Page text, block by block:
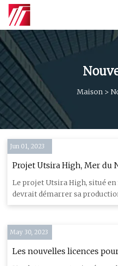
Maison >
Jun 01, 2023
Projet Utsira High, Mer du
Le projet Utsira High, situé
devrait démarrer sa
Développemen
May 30, 2023
Les nouvelles licences